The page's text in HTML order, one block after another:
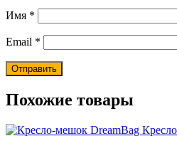
Имя *
Email *
Похожие товары